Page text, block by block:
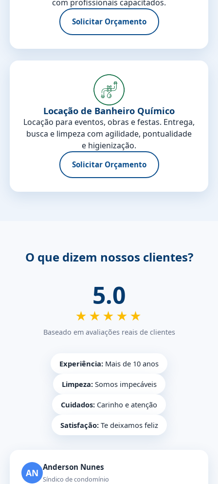
com profissionais capacitados.
Solicitar Orçamento
Locação de Banheiro Químico
Locação para eventos, obras e festas. Entrega,
busca e limpeza com agilidade, pontualidade
e higienização.
Solicitar Orçamento
O que dizem nossos clientes?
5.0
★★★★★
Baseado em avaliações reais de clientes
Experiência: Mais de 10 anos
Limpeza:Somos impecáveis
Cuidados: Carinho e atenção
Satisfação:Te deixamos feliz
AN Anderson Nunes
Síndico de condomínio